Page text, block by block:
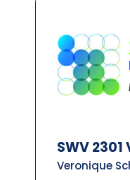
SWV
Veronique